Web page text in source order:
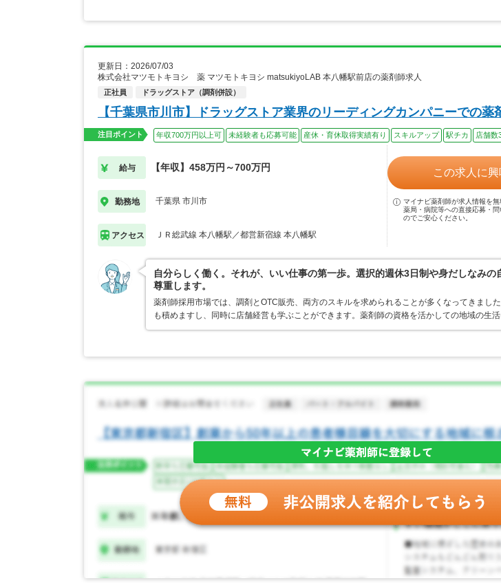
更新日：2026/07/03
株式会社マツモトキヨシ 薬 マツモトキヨシ matsukiyoLAB 本八幡駅前店の薬剤師求人
正社員 ドラッグストア（調剤併設）
【千葉県市川市】ドラッグストア業界のリーディングカンパニーでの薬
注目ポイント 年収700万円以上可 未経験者も応募可能 産休・育休取得実績有り スキルアップ 駅チカ 店舗数
給与 【年収】458万円～700万円
勤務地 千葉県 市川市
アクセス ＪＲ総武線 本八幡駅／都営新宿線 本八幡駅
この求人に
マイナビ薬剤師が求人情報を無
薬局・病院等への直接応募・
のでご安心ください。
自分らしく働く。それが、いい仕事の第一歩。選択的週休3日制や身だしなみの
尊重します。
薬剤師採用市場では、調剤とOTC販売、両方のスキルを求められることが多くなってきまし
も積めますし、同時に店舗経営も学ぶことができます。薬剤師の資格を活かしての地域の生